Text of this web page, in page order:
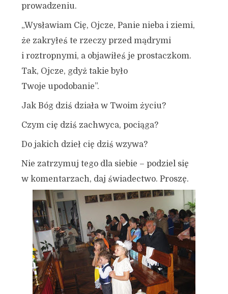
prowadzeniu.
„Wysławiam Cię, Ojcze, Panie nieba i ziemi,
że zakryłeś te rzeczy przed mądrymi
i roztropnymi, a objawiłeś je prostaczkom.
Tak, Ojcze, gdyż takie było
Twoje upodobanie”.
Jak Bóg dziś działa w Twoim życiu?
Czym cię dziś zachwyca, pociąga?
Do jakich dzieł cię dziś wzywa?
Nie zatrzymuj tego dla siebie – podziel się
w komentarzach, daj świadectwo. Proszę.